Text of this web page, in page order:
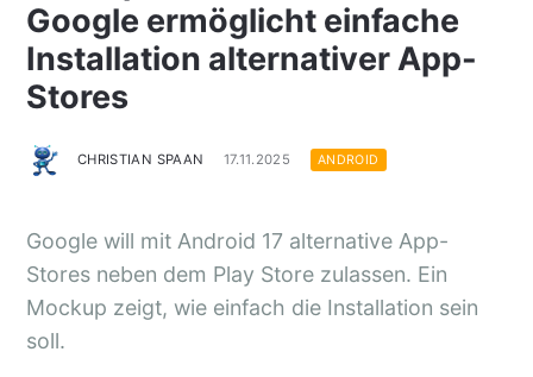
Google ermöglicht einfache
Installation alternativer App-
Stores
CHRISTIAN SPAAN 17.11.2025 ANDROID
Google will mit Android 17 alternative App-
Stores neben dem Play Store zulassen. Ein
Mockup zeigt, wie einfach die Installation sein
soll.